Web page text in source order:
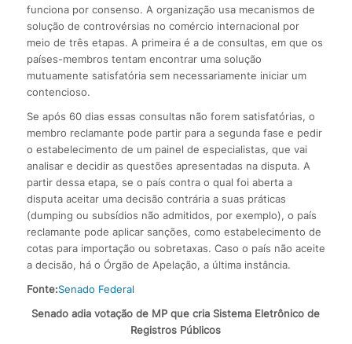
funciona por consenso. A organização usa mecanismos de
solução de controvérsias no comércio internacional por
meio de três etapas. A primeira é a de consultas, em que os
países-membros tentam encontrar uma solução
mutuamente satisfatória sem necessariamente iniciar um
contencioso.
Se após 60 dias essas consultas não forem satisfatórias, o
membro reclamante pode partir para a segunda fase e pedir
o estabelecimento de um painel de especialistas, que vai
analisar e decidir as questões apresentadas na disputa. A
partir dessa etapa, se o país contra o qual foi aberta a
disputa aceitar uma decisão contrária a suas práticas
(dumping ou subsídios não admitidos, por exemplo), o país
reclamante pode aplicar sanções, como estabelecimento de
cotas para importação ou sobretaxas. Caso o país não aceite
a decisão, há o Órgão de Apelação, a última instância.
Fonte:Senado Federal
Senado adia votação de MP que cria Sistema Eletrônico de
Registros Públicos